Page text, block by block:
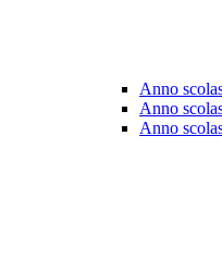
Anno
Anno
Anno